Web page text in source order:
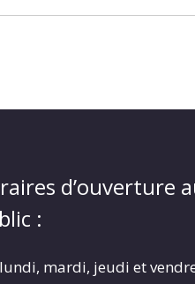
d’ouverture
:
mardi, jeudi et